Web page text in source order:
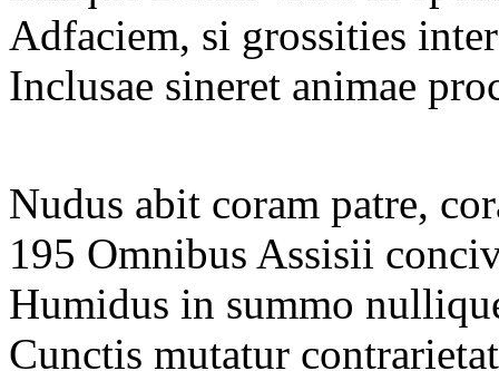
Adfaciem, si grossities
Inclusae sineret animae
Nudus abit coram patre,
195 Omnibus Assisii
Humidus in summo
Cunctis mutatur